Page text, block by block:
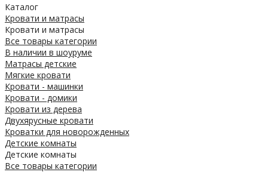
Каталог
Кровати и матрасы
Кровати и матрасы
Все товары категории
В наличии в шоуруме
Матрасы детские
Мягкие кровати
Кровати - машинки
Кровати - домики
Кровати из дерева
Двухярусные кровати
Кроватки для новорожденных
Детские комнаты
Детские комнаты
Все товары категории